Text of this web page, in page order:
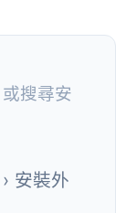
或搜尋安
安裝外